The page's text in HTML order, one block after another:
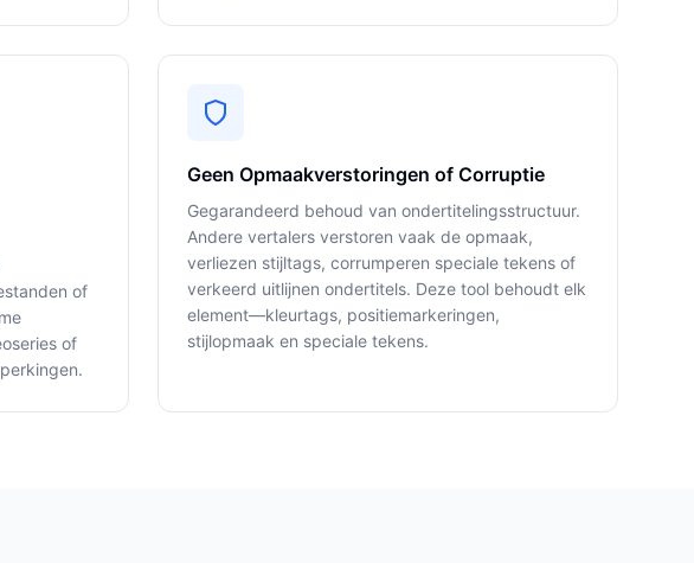
of
of
Geen Opmaakverstoringen of Corruptie
Gegarandeerd behoud van ondertitelingsstructuur.
Andere vertalers verstoren vaak de opmaak,
verliezen stijltags, corrumperen speciale tekens of
verkeerd uitlijnen ondertitels. Deze tool behoudt elk
element—kleurtags, positiemarkeringen,
stijlopmaak en speciale tekens.